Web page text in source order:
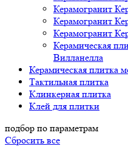
Керамогранит
Керамогранит
Керамогранит
Керамическая
Вилланелла
Керамическая плитка
Тактильная плитка
Клинкерная плитка
Клей для плитки
подбор по параметрам
Сбросить все